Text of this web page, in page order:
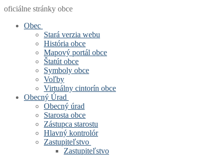
oficiálne stránky obce
Obec
Stará verzia webu
História obce
Mapový portál obce
Štatút obce
Symboly obce
Voľby
Virtuálny cintorín obce
Obecný Úrad
Obecný úrad
Starosta obce
Zástupca starostu
Hlavný kontrolór
Zastupiteľstvo
Zastupiteľstvo